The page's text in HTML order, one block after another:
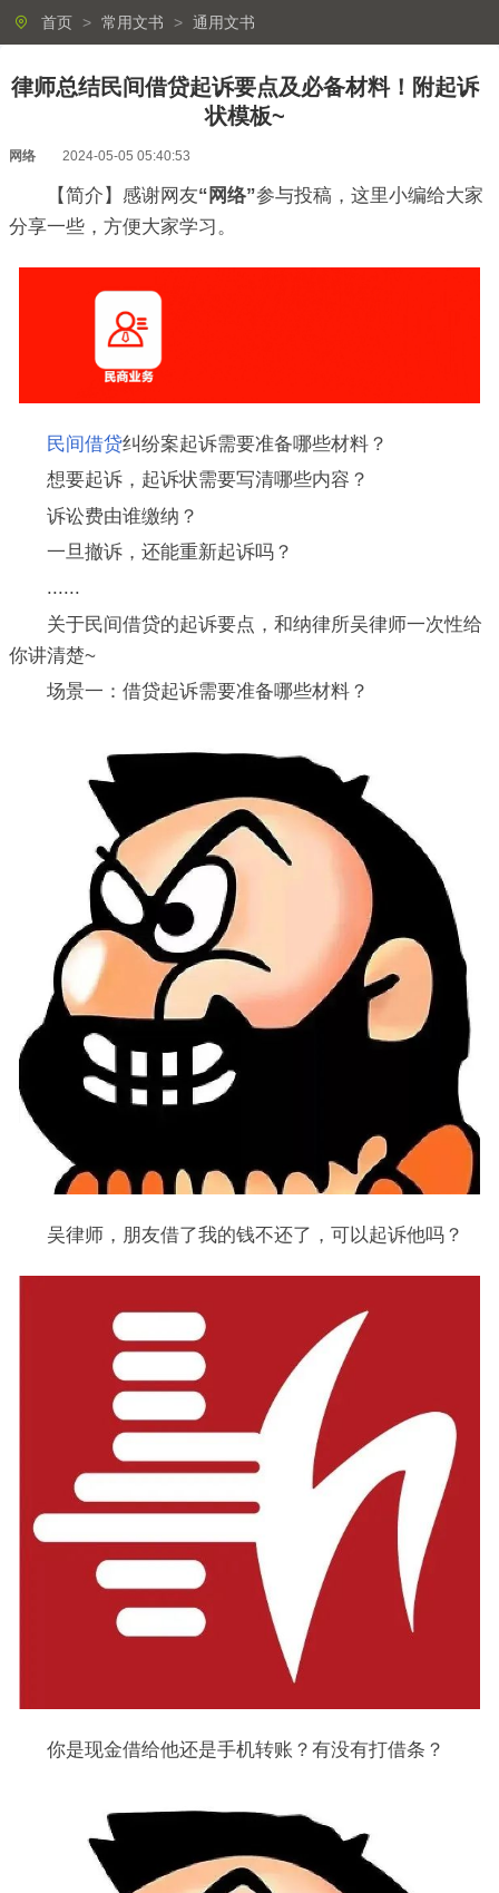
首页 > 常用文书 > 通用文书
律师总结民间借贷起诉要点及必备材料！附起诉
状模板~
网络 2024-05-05 05:40:53
【简介】感谢网友“网络”参与投稿，这里小编给大家
分享一些，方便大家学习。
民间借贷纠纷案起诉需要准备哪些材料？
想要起诉，起诉状需要写清哪些内容？
诉讼费由谁缴纳？
一旦撤诉，还能重新起诉吗？
......
关于民间借贷的起诉要点，和纳律所吴律师一次性给
你讲清楚~
场景一：借贷起诉需要准备哪些材料？
吴律师，朋友借了我的钱不还了，可以起诉他吗？
你是现金借给他还是手机转账？有没有打借条？